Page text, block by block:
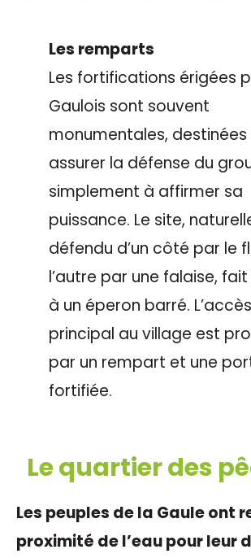
Les remparts
Les fortifications érigées
Gaulois sont souvent
monumentales, destinées
assurer la défense du
simplement à affirmer sa
puissance. Le site,
défendu d’un côté par le
l’autre par une falaise,
à un éperon barré. L’accès
principal au village est
par un rempart et une
fortifiée.
Le quartier des
Les peuples de la Gaule ont
proximité de l’eau pour leur